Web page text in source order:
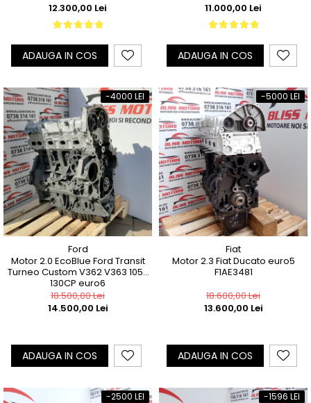
12.300,00 Lei
ADAUGA IN COS
11.000,00 Lei
ADAUGA IN COS
-4000 LEI
Ford
Motor 2.0 EcoBlue Ford Transit
Turneo Custom V362 V363 105-
130CP euro6
18.500,00 Lei
14.500,00 Lei
ADAUGA IN COS
-5000 LEI
Fiat
Motor 2.3 Fiat Ducato euro5
F1AE3481
18.600,00 Lei
13.600,00 Lei
ADAUGA IN COS
-2500 LEI -1596 LEI